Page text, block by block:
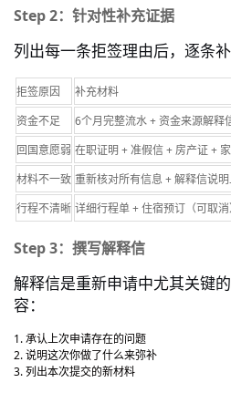
Step 2：针对性补充证据
列出每一条拒签理由后，逐条补
拒签原因
补充材料
资金不足
6个月完整流水 + 资金来源解释
回国意愿弱 在职证明 + 准假信 + 房产证 +
材料不一致 重新核对所有信息 + 解释信说
行程不清晰 详细行程单 + 住宿预订（可取消
Step 3：撰写解释信
解释信是重新申请中尤其关键
容：
承认上次申请存在的问题
说明这次你做了什么来弥补
列出本次提交的新材料